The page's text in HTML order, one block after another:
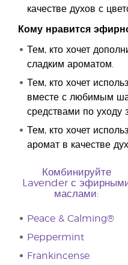
качестве духов с
Кому нравится
Тем, кто хочет
сладким ароматом.
Тем, кто хочет
вместе с любимым
средствами по уходу
Тем, кто хочет
аромат в качестве
Комбинируйте
Lavender с
маслами:
Peace & Calming®
Peppermint
Frankincense